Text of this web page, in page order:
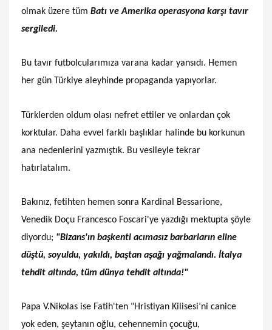
olmak üzere tüm Batı ve Amerika operasyona karşı tavır
sergiledi.
Bu tavır futbolcularımıza varana kadar yansıdı. Hemen
her gün Türkiye aleyhinde propaganda yapıyorlar.
Türklerden oldum olası nefret ettiler ve onlardan çok
korktular. Daha evvel farklı başlıklar halinde bu korkunun
ana nedenlerini yazmıştık. Bu vesileyle tekrar
hatırlatalım.
Bakınız, fetihten hemen sonra Kardinal Bessarione,
Venedik Doçu Francesco Foscari'ye yazdığı mektupta şöyle
diyordu; "Bizans'ın başkenti acımasız barbarların eline
düştü, soyuldu, yakıldı, baştan aşağı yağmalandı. İtalya
tehdit altında, tüm dünya tehdit altında!"
Papa V.Nikolas ise Fatih'ten "Hristiyan Kilisesi’ni canice
yok eden, şeytanın oğlu, cehennemin çocuğu,